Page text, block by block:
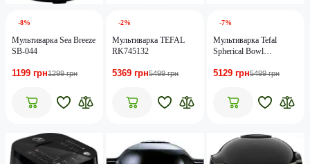
-8%
Мультиварка Sea Breeze
SB-044
1199 грн1299 грн
-2%
Мультиварка TEFAL
RK745132
5369 грн5499 грн
-7%
Мультиварка Tefal
Spherical Bowl
5129 грн5499 грн